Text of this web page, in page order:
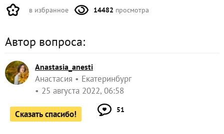
в избранное 14482 просмотра
Автор вопроса:
Anastasia_anesti
Анастасия
Екатеринбург
25 августа 2022, 06:58
Сказать спасибо! 51